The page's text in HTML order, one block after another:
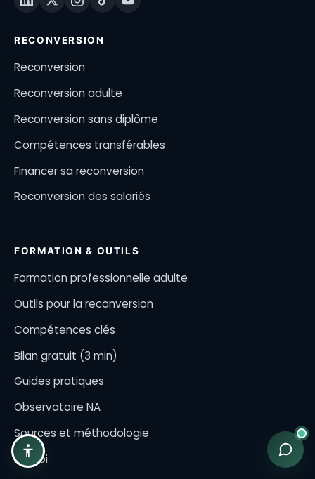
RECONVERSION
Reconversion
Reconversion adulte
Reconversion sans diplôme
Compétences transférables
Financer sa reconversion
Reconversion des salariés
FORMATION & OUTILS
Formation professionnelle adulte
Outils pour la reconversion
Compétences clés
Bilan gratuit (3 min)
Guides pratiques
Observatoire NA
Sources et méthodologie
Emploi